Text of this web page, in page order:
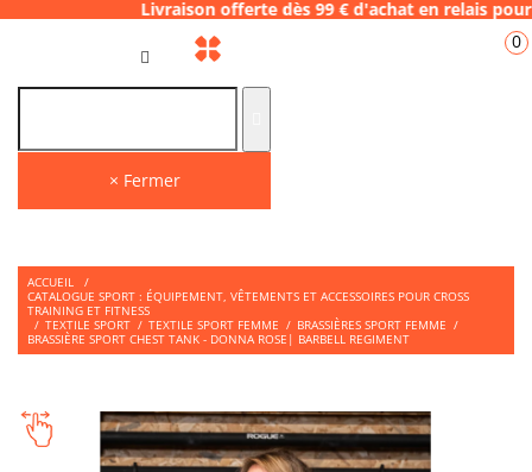
Livraison offerte dès 99 € d'achat en
× Fermer
0
ACCUEIL
/
CATALOGUE SPORT : ÉQUIPEMENT, VÊTEMENTS ET ACCESSOIRES POUR CROSS
TRAINING ET FITNESS
/ TEXTILE SPORT / TEXTILE SPORT FEMME / BRASSIÈRES SPORT FEMME /
BRASSIÈRE SPORT CHEST TANK - DONNA ROSE| BARBELL REGIMENT